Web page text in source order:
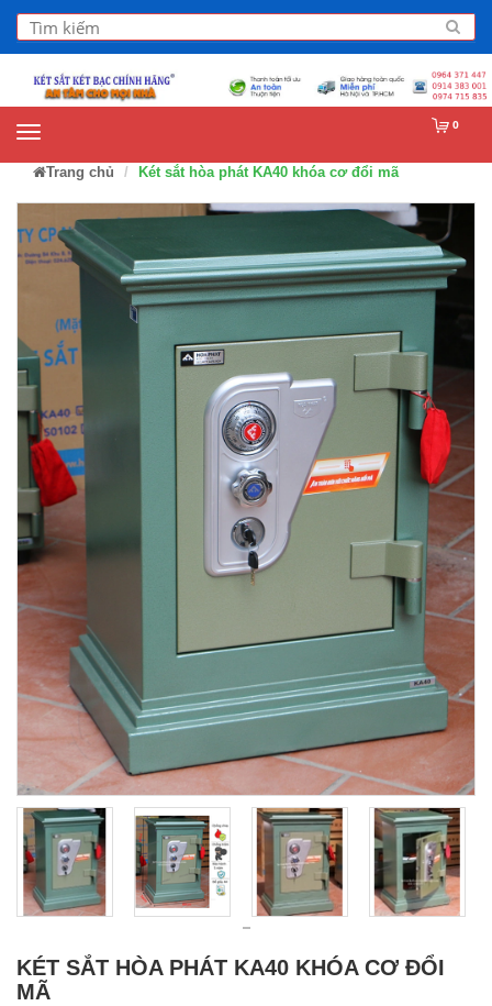
0
Trang chủ Két sắt hòa phát KA40 khóa cơ đổi mã
KÉT SẮT HÒA PHÁT KA40 KHÓA CƠ ĐỔI
MÃ